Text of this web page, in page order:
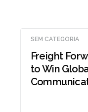
SEM CATEGORIA
Freight
to Win